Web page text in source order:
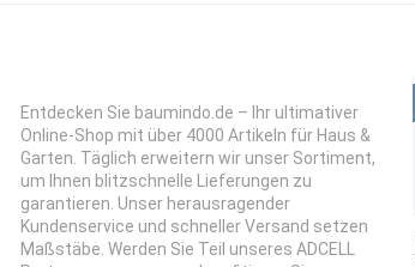
Entdecken Sie baumindo.de – Ihr ultimativer
Online-Shop mit über 4000 Artikeln für Haus &
Garten. Täglich erweitern wir unser Sortiment,
um Ihnen blitzschnelle Lieferungen zu
garantieren. Unser herausragender
Kundenservice und schneller Versand setzen
Maßstäbe. Werden Sie Teil unseres ADCELL